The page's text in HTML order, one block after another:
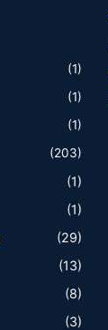
(1)
(1)
(1)
(203)
(1)
(1)
(29)
(13)
(8)
(3)